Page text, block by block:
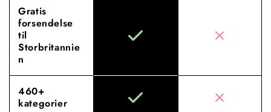
Gratis
forsendelse
til
Storbritannie
n
460+
kategorier